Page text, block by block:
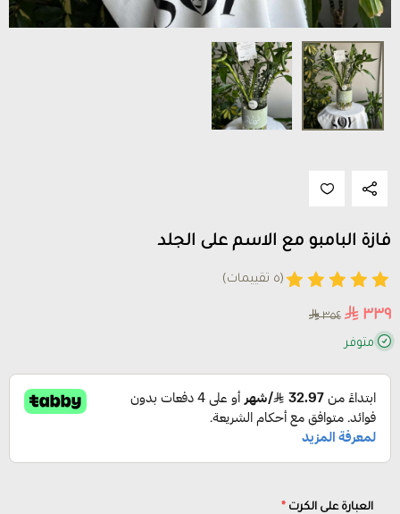
فازة البامبو مع الاسم على الجلد
(٥ تقييمات)
٣٣٩
٣٥٤
متوفر
العبارة على الكرت *